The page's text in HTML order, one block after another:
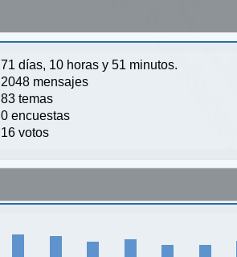
71 días, 10 horas y 51 minutos.
2048 mensajes
83 temas
0 encuestas
16 votos